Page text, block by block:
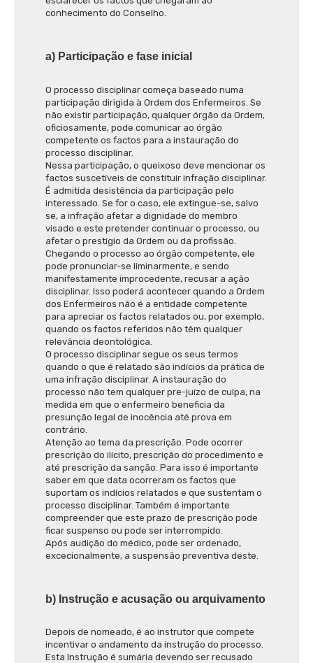
conhecimento do Conselho.
a) Participação e fase inicial
O processo disciplinar começa baseado numa
participação dirigida à Ordem dos Enfermeiros. Se
não existir participação, qualquer órgão da Ordem,
oficiosamente, pode comunicar ao órgão
competente os factos para a instauração do
processo disciplinar.
Nessa participação, o queixoso deve mencionar os
factos suscetíveis de constituir infração disciplinar.
É admitida desistência da participação pelo
interessado. Se for o caso, ele extingue-se, salvo
se, a infração afetar a dignidade do membro
visado e este pretender continuar o processo, ou
afetar o prestígio da Ordem ou da profissão.
Chegando o processo ao órgão competente, ele
pode pronunciar-se liminarmente, e sendo
manifestamente improcedente, recusar a ação
disciplinar. Isso poderá acontecer quando a Ordem
dos Enfermeiros não é a entidade competente
para apreciar os factos relatados ou, por exemplo,
quando os factos referidos não têm qualquer
relevância deontológica.
O processo disciplinar segue os seus termos
quando o que é relatado são indícios da prática de
uma infração disciplinar. A instauração do
processo não tem qualquer pre-juízo de culpa, na
medida em que o enfermeiro beneficia da
presunção legal de inocência até prova em
contrário.
Atenção ao tema da prescrição. Pode ocorrer
prescrição do ilícito, prescrição do procedimento e
até prescrição da sanção. Para isso é importante
saber em que data ocorreram os factos que
suportam os indícios relatados e que sustentam o
processo disciplinar. Também é importante
compreender que este prazo de prescrição pode
ficar suspenso ou pode ser interrompido.
Após audição do médico, pode ser ordenado,
excecionalmente, a suspensão preventiva deste.
b) Instrução e acusação ou arquivamento
Depois de nomeado, é ao instrutor que compete
incentivar o andamento da instrução do processo.
Esta Instrução é sumária devendo ser recusado